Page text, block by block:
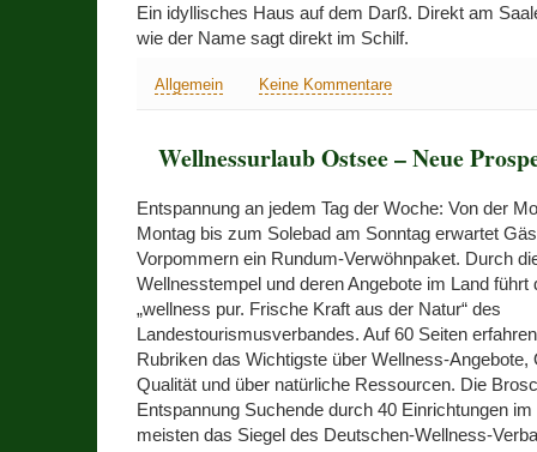
Ein idyllisches Haus auf dem Darß. Direkt am
wie der Name sagt direkt im Schilf.
Allgemein Keine Kommentare
Wellnessurlaub Ostsee – Neue
Entspannung an jedem Tag der Woche: Von der
Montag bis zum Solebad am Sonntag erwartet
Vorpommern ein Rundum-Verwöhnpaket. Durch
Wellnesstempel und deren Angebote im Land führt
„wellness pur. Frische Kraft aus der Natur“ des
Landestourismusverbandes. Auf 60 Seiten
Rubriken das Wichtigste über Wellness-
Qualität und über natürliche Ressourcen. Die
Entspannung Suchende durch 40 Einrichtungen
meisten das Siegel des Deutschen-Wellness-